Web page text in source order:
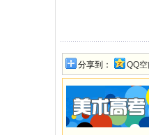
分享到： QQ空